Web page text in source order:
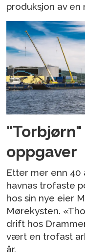
produksjon av en
oppgaver
Etter mer enn 40
havnas trofaste
hos sin nye eier
Mørekysten.
drift hos
vært en trofast
år.